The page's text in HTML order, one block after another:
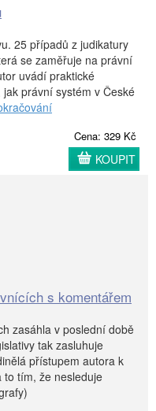
25 případů z judikatury
se zaměřuje na právní
uvádí praktické
právní systém v České
Cena: 329 Kč
KOUPIT
s komentářem
zasáhla v poslední době
tak zasluhuje
přístupem autora k
to tím, že nesleduje